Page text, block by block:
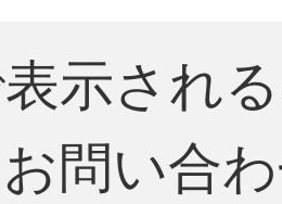
示され
問い合